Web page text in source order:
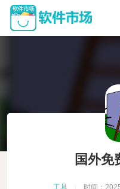
国外免
工具 时间：